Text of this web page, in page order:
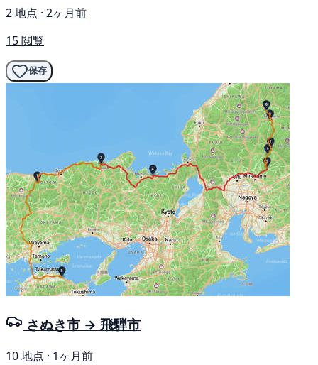
2 地点 · 2ヶ月前
15 閲覧
保存
さぬき市 → 飛騨市
10 地点 · 1ヶ月前